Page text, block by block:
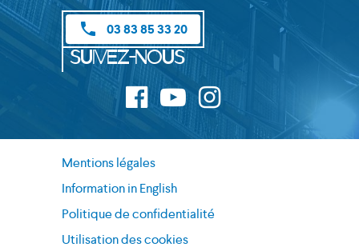
phone 03 83 85 33 20
Suivez-nous
Mentions légales
Information in English
Politique de confidentialité
Utilisation des cookies